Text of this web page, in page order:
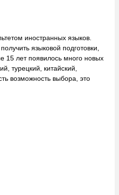
иностранных языков.
языковой подготовки,
15 лет появилось много новых
турецкий, китайский,
возможность выбора, это